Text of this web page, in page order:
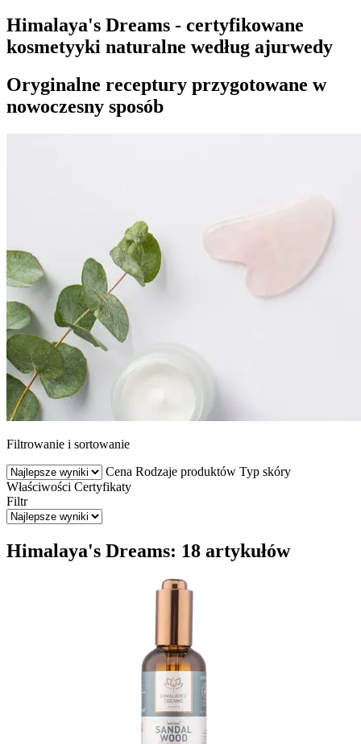
Himalaya's Dreams - certyfikowane
kosmetyyki naturalne według ajurwedy
Oryginalne receptury przygotowane w
nowoczesny sposób
Filtrowanie i sortowanie
Cena Rodzaje produktów Typ skóry
Właściwości Certyfikaty
Filtr
Himalaya's Dreams: 18 artykułów